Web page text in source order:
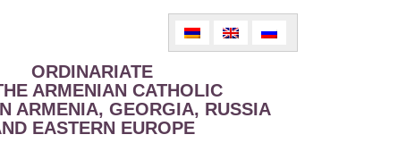
ORDINARIATE
ARMENIAN CATHOLIC
ARMENIA, GEORGIA, RUSSIA
EASTERN EUROPE